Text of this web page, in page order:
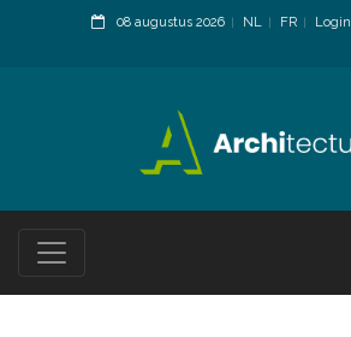
08 augustus 2026 NL FR
Login